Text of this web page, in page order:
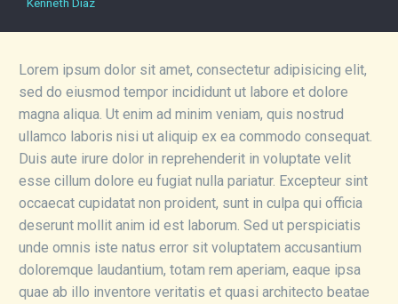
Lorem ipsum dolor sit amet, consectetur adipisicing elit,
sed do eiusmod tempor incididunt ut labore et dolore
magna aliqua. Ut enim ad minim veniam, quis nostrud
ullamco laboris nisi ut aliquip ex ea commodo consequat.
Duis aute irure dolor in reprehenderit in voluptate velit
esse cillum dolore eu fugiat nulla pariatur. Excepteur sint
occaecat cupidatat non proident, sunt in culpa qui officia
deserunt mollit anim id est laborum. Sed ut perspiciatis
unde omnis iste natus error sit voluptatem accusantium
doloremque laudantium, totam rem aperiam, eaque ipsa
quae ab illo inventore veritatis et quasi architecto beatae